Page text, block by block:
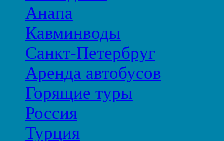
Анапа
Кавминводы
Санкт-Петербруг
Аренда автобусов
Горящие туры
Россия
Турция